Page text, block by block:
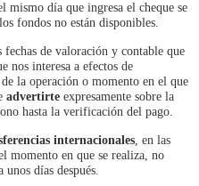
mismo día que ingresa el cheque se
fondos no están disponibles.
fechas de valoración y contable que
nos interesa a efectos de
la operación o momento en el que
advertirte expresamente sobre la
hasta la verificación del pago.
internacionales, en las
momento en que se realiza, no
días después.